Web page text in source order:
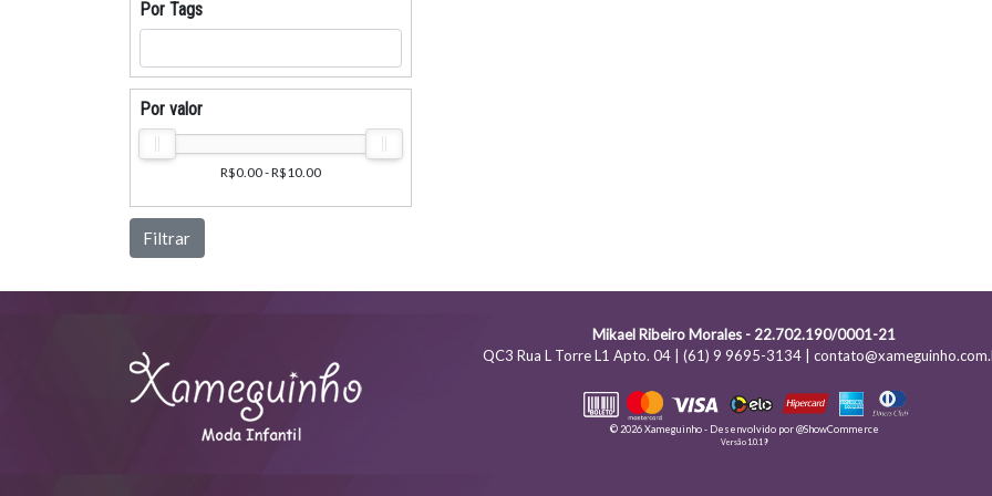
Por Tags
Por valor
R$0.00 - R$10.00
Filtrar
Mikael Ribeiro Morales - 22.702.190/0001-21
QC3 Rua L Torre L1 Apto. 04 | (61) 9 9695-3134 |
© 2026 Xameguinho - Desenvolvido por@ShowCommerce
Versão 1.0.19